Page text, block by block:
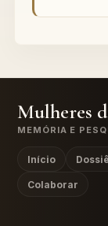
Mulheres
MEMÓRIA E
Início
Colaborar